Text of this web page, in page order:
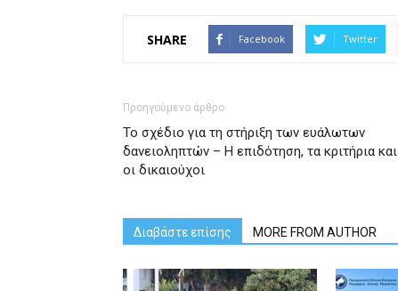
SHARE Facebook Twitter
Προηγούμενο άρθρο
Το σχέδιο για τη στήριξη των ευάλωτων
δανειοληπτών – Η επιδότηση, τα κριτήρια και
οι δικαιούχοι
Διαβάστε επίσης MORE FROM AUTHOR